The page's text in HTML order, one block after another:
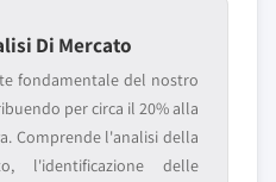
Di Mercato
fondamentale del nostro
per circa il 20% alla
Comprende l'analisi della
l'identificazione delle